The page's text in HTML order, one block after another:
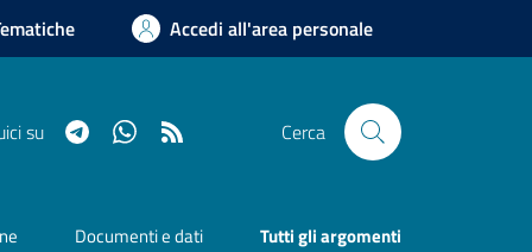
Accedi all'area personale
su TelegramWhatsapp Cerca
Documenti e dati Tutti gli argomenti